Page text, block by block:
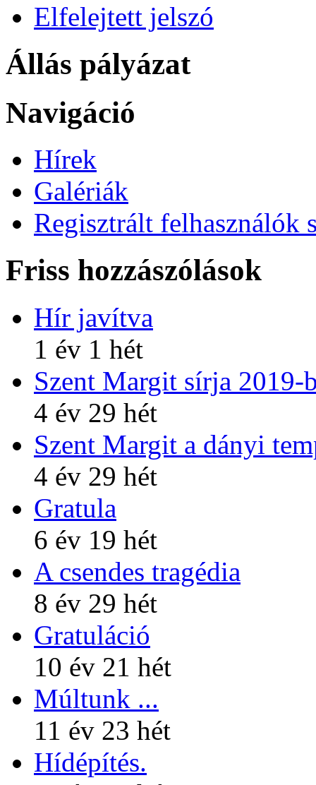
Elfelejtett jelszó
Állás pályázat
Navigáció
Hírek
Galériák
Regisztrált felhasználók
Friss hozzászólások
Hír javítva
1 év 1 hét
Szent Margit sírja 2019-
4 év 29 hét
Szent Margit a dányi
4 év 29 hét
Gratula
6 év 19 hét
A csendes tragédia
8 év 29 hét
Gratuláció
10 év 21 hét
Múltunk ...
11 év 23 hét
Hídépítés.